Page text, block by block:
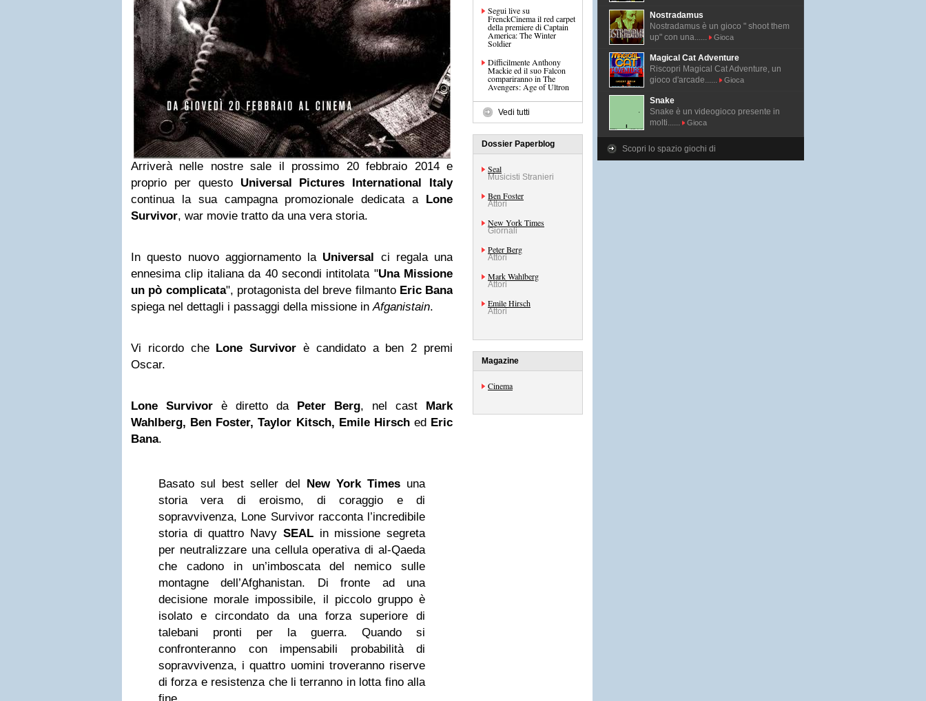
Arriverà nelle nostre sale il prossimo 20 febbraio 2014 e
proprio per questo Universal Pictures International Italy
continua la sua campagna promozionale dedicata a Lone
Survivor, war movie tratto da una vera storia.
In questo nuovo aggiornamento la Universal ci regala una
ennesima clip italiana da 40 secondi intitolata "Una Missione
un pò complicata", protagonista del breve filmanto Eric Bana
spiega nel dettagli i passaggi della missione inAfganistain.
Vi ricordo che Lone Survivor è candidato a ben 2 premi
Oscar.
Lone Survivor è diretto da Peter Berg, nel cast Mark
Wahlberg, Ben Foster, Taylor Kitsch, Emile Hirsched Eric
Bana.
Basato sul best seller del New York Timesuna
storia vera di eroismo, di coraggio e di
sopravvivenza, Lone Survivor racconta l’incredibile
storia di quattro Navy SEALin missione segreta
per neutralizzare una cellula operativa di al-Qaeda
che cadono in un’imboscata del nemico sulle
montagne dell’Afghanistan. Di fronte ad una
decisione morale impossibile, il piccolo gruppo è
isolato e circondato da una forza superiore di
talebani pronti per la guerra. Quando si
confronteranno con impensabili probabilità di
sopravvivenza, i quattro uomini troveranno riserve
di forza e resistenza che li terranno in lotta fino alla
Segui live su
FrenckCinema il red carpet
della premiere di Captain
America: The Winter
Soldier
Difficilmente Anthony
Mackie ed il suo Falcon
compariranno in The
Avengers: Age of Ultron
Vedi tutti
Dossier Paperblog
Seal
Musicisti Stranieri
Ben Foster
Attori
New York Times
Giornali
Peter Berg
Attori
Mark Wahlberg
Attori
Emile Hirsch
Attori
Magazine
Cinema
Nostradamus
Nostradamus è un gioco " shoot them
up" con una......
Gioca
Magical Cat Adventure
Riscopri Magical Cat Adventure, un
gioco d'arcade......
Gioca
Snake
Snake è un videogioco presente in
molti......
Gioca
Scopri lo spazio giochi di